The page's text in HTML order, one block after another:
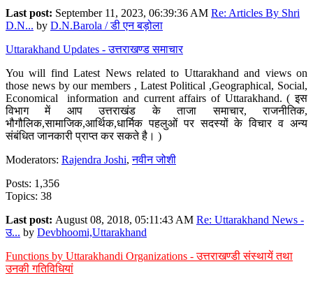
Last post: September 11, 2023, 06:39:36 AM Re: Articles By Shri
D.N... by D.N.Barola / डी एन बड़ोला
Uttarakhand Updates - उत्तराखण्ड समाचार
You will find Latest News related to Uttarakhand and views on
those news by our members , Latest Political ,Geographical, Social,
Economical information and current affairs of Uttarakhand. ( इस
विभाग में आप उत्तराखंड के ताजा समाचार, राजनीतिक,
भौगौलिक,सामाजिक,आर्थिक,धार्मिक पहलुओं पर सदस्यों के विचार व अन्य
संबंधित जानकारी प्राप्त कर सकते है। )
Moderators: Rajendra Joshi,नवीन जोशी
Posts: 1,356
Topics: 38
Last post: August 08, 2018, 05:11:43 AM Re: Uttarakhand News -
उ... by Devbhoomi,Uttarakhand
Functions by Uttarakhandi Organizations - उत्तराखण्डी संस्थायें तथा
उनकी गतिविधियां